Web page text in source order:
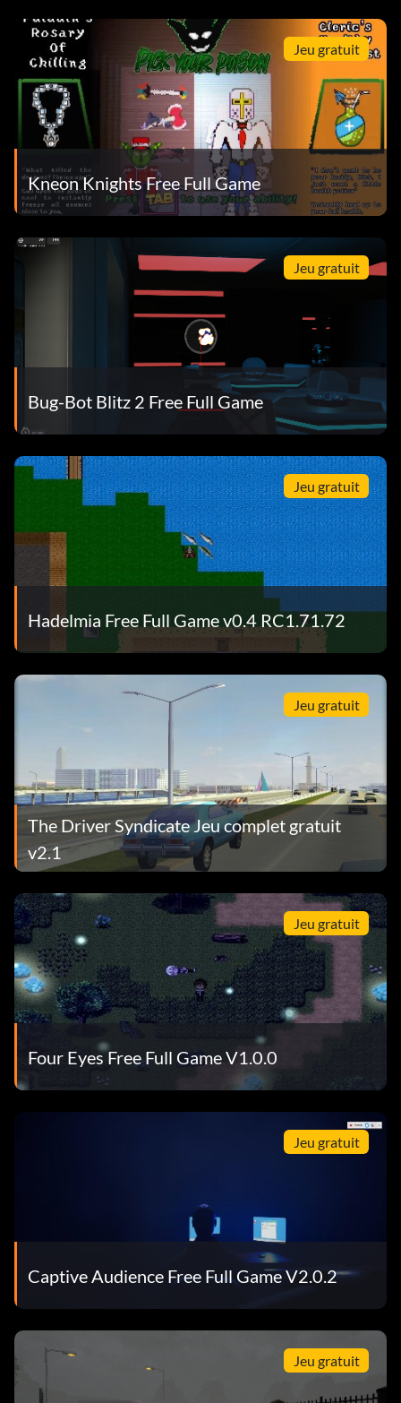
Jeu gratuit
Kneon Knights Free Full Game
Jeu gratuit
Bug-Bot Blitz 2 Free Full Game
Jeu gratuit
Hadelmia Free Full Game v0.4 RC1.71.72
Jeu gratuit
The Driver Syndicate Jeu complet gratuit
v2.1
Jeu gratuit
Four Eyes Free Full Game V1.0.0
Jeu gratuit
Captive Audience Free Full Game V2.0.2
Jeu gratuit